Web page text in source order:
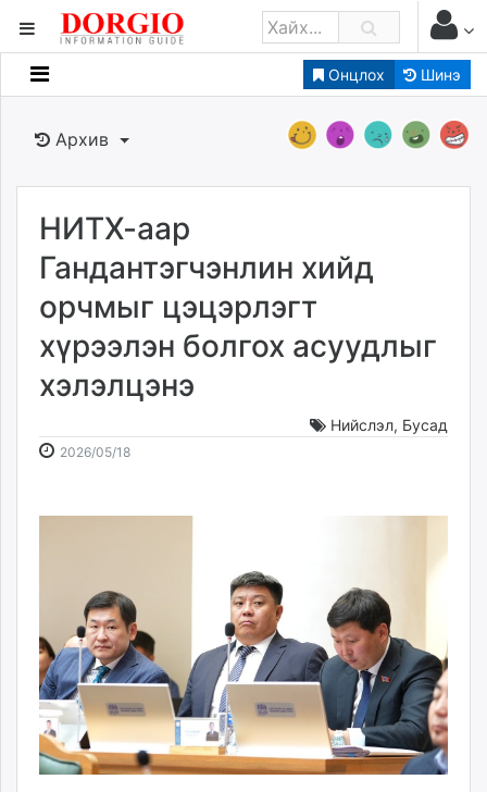
Онцлох Шинэ
Мэдээллийн
Банк санхүү
Бизнес ААН
Төрийн
dorgio.mn
Gogo.mn
caak.mn
news.mn
Baabar.mn
24tsag.mn
shuud.mn
eagle.mn
ergelt.mn
zarig.mn
today.mn
zuv.mn
Архив
НИТХ-аар
Гандантэгчэнлин хийд
орчмыг цэцэрлэгт
хүрээлэн болгох асуудлыг
хэлэлцэнэ
Нийслэл, Бусад
2026/05/182026-
2026-